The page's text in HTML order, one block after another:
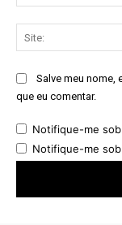
Salve meu nome,
que eu comentar.
Notifique-me
Notifique-me